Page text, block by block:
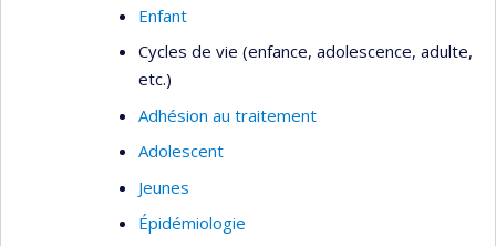
Enfant
Cycles de vie (enfance, adolescence, adulte,
etc.)
Adhésion au traitement
Adolescent
Jeunes
Épidémiologie